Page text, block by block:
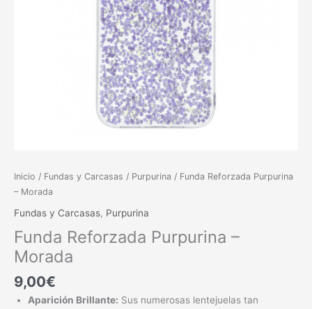
Inicio / Fundas y Carcasas / Purpurina / Funda Reforzada Purpurina
– Morada
Fundas y Carcasas, Purpurina
Funda Reforzada Purpurina –
Morada
9,00€
Aparición Brillante: Sus numerosas lentejuelas tan